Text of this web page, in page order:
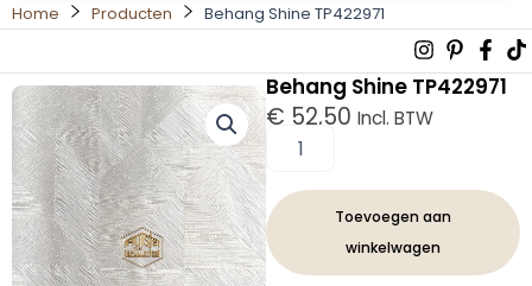
Home Producten Behang Shine TP422971
Instagram
p f
Behang Shine TP422971
€ 52,50 Incl. BTW
Behang
Shine
TP422971
aantal
Toevoegen aan
winkelwagen